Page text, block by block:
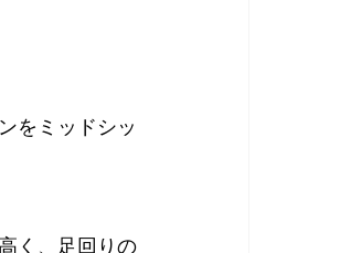
をミッドシッ
く、足回りの